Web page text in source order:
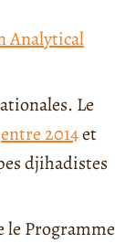
Analytical
Le
entre 2014et
djihadistes
le Programme